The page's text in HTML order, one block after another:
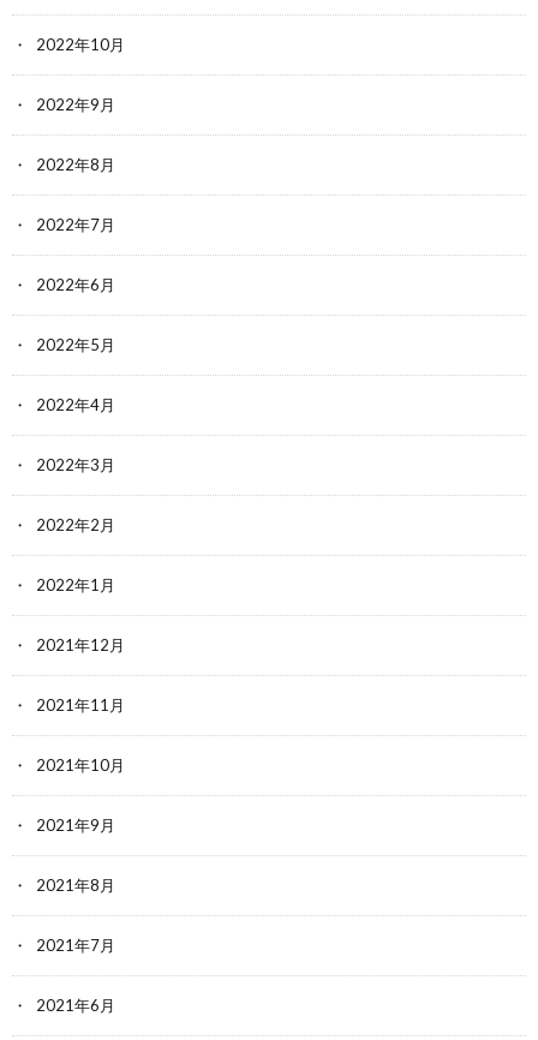
2022年10月
2022年9月
2022年8月
2022年7月
2022年6月
2022年5月
2022年4月
2022年3月
2022年2月
2022年1月
2021年12月
2021年11月
2021年10月
2021年9月
2021年8月
2021年7月
2021年6月